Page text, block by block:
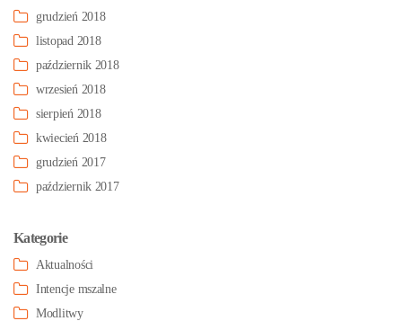
grudzień 2018
listopad 2018
październik 2018
wrzesień 2018
sierpień 2018
kwiecień 2018
grudzień 2017
październik 2017
Kategorie
Aktualności
Intencje mszalne
Modlitwy